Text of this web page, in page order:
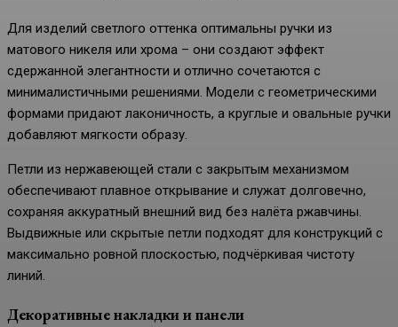
Для изделий светлого оттенка оптимальны ручки из
матового никеля или хрома – они создают эффект
сдержанной элегантности и отлично сочетаются с
минималистичными решениями. Модели с геометрическими
формами придают лаконичность, а круглые и овальные ручки
добавляют мягкости образу.
Петли из нержавеющей стали с закрытым механизмом
обеспечивают плавное открывание и служат долговечно,
сохраняя аккуратный внешний вид без налёта ржавчины.
Выдвижные или скрытые петли подходят для конструкций с
максимально ровной плоскостью, подчёркивая чистоту
линий.
Декоративные накладки и панели